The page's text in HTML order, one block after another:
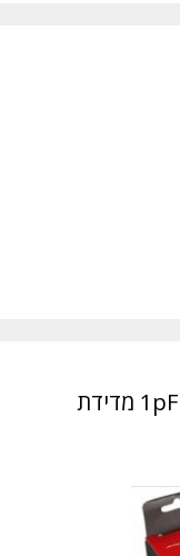
כל המדידות שחלמת… קיבול מ 1pF מדידת